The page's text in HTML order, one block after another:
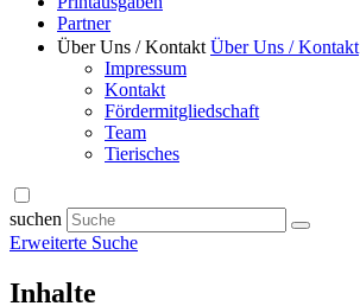
Partner
Über Uns / Kontakt Über Uns / Kontakt
Impressum
Kontakt
Fördermitgliedschaft
Team
Tierisches
suchen
Erweiterte Suche
Inhalte